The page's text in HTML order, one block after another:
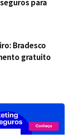
para
Seguros
Bradesco
gratuito